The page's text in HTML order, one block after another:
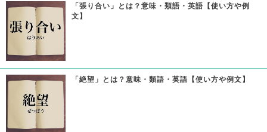
「張り合い」とは？意味・類語・英語【使い方や例
文】
「絶望」とは？意味・類語・英語【使い方や例文】